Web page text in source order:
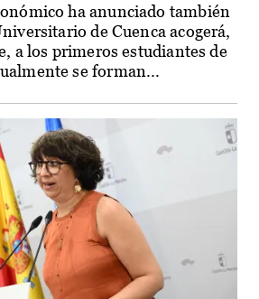
ha anunciado también
de Cuenca acogerá,
a los primeros estudiantes de
se forman...